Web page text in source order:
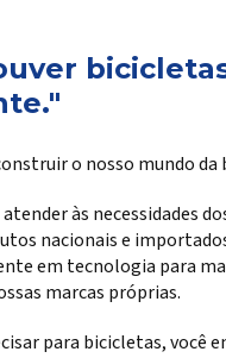
o nosso mundo da
às necessidades
nacionais e
em tecnologia para
marcas próprias.
para bicicletas, você